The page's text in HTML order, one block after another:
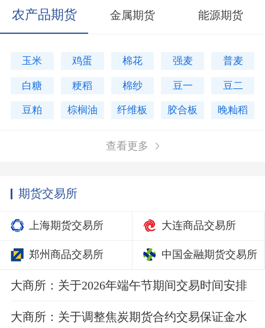
农产品期货 金属期货 能源期货
玉米 鸡蛋 棉花 强麦 普麦
白糖 粳稻 棉纱 豆一 豆二
豆粕 棕榈油 纤维板 胶合板 晚籼稻
查看更多
期货交易所
上海期货交易所 大连商品交易所
郑州商品交易所 中国金融期货交易所
大商所：关于2026年端午节期间交易时间安排
的通知
大商所：关于调整焦炭期货合约交易保证金水